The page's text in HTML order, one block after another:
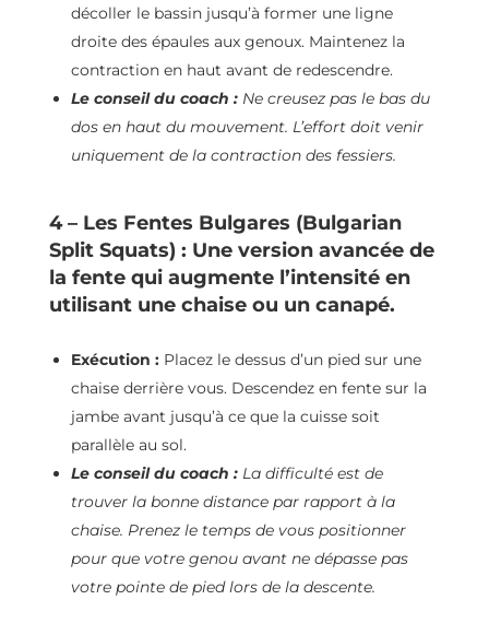
décoller le bassin jusqu’à former une ligne
droite des épaules aux genoux. Maintenez la
contraction en haut avant de redescendre.
Le conseil du coach :Ne creusez pas le bas du
dos en haut du mouvement. L’effort doit venir
uniquement de la contraction des fessiers.
4 – Les Fentes Bulgares (Bulgarian
Split Squats) : Une version avancée de
la fente qui augmente l’intensité en
utilisant une chaise ou un canapé.
Exécution :Placez le dessus d’un pied sur une
chaise derrière vous. Descendez en fente sur la
jambe avant jusqu’à ce que la cuisse soit
parallèle au sol.
Le conseil du coach :La difficulté est de
trouver la bonne distance par rapport à la
chaise. Prenez le temps de vous positionner
pour que votre genou avant ne dépasse pas
votre pointe de pied lors de la descente.